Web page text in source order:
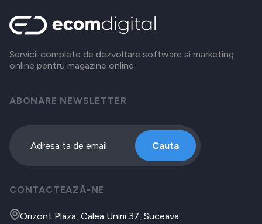
Servicii complete de dezvoltare software si marketing
online pentru magazine online.
ABONARE NEWSLETTER
Cauta
CONTACTEAZĂ-NE
Orizont Plaza, Calea Unirii 37, Suceava